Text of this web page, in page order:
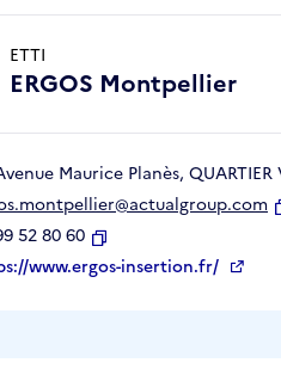
ETTI
ERGOS Montpellier
Maurice Planès,
52 80 60
Copier
www.ergos-insertion.fr/